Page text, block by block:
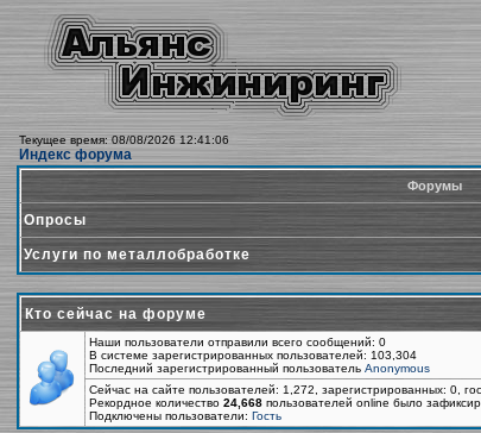
Текущее время: 08/08/2026 12:41:06
Индекс форума
Форумы
Опросы
Услуги по металлобработке
Кто сейчас на форуме
Наши пользователи отправили всего сообщений: 0
В системе зарегистрированных пользователей: 103,304
Последний зарегистрированный пользователь Anonymous
Сейчас на сайте пользователей: 1,272, зарегистрированных: 0,
Рекордное количество 24,668 пользователей online было
Подключены пользователи: Гость